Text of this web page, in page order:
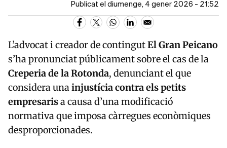
Publicat el diumenge, 4 gener 2026 - 21:52
L’advocat i creador de contingutEl Gran Peicano
s’ha pronunciat públicament sobre el cas de la
Creperia de la Rotonda, denunciant el que
considera unainjustícia contra els petits
empresarisa causa d’una modificació
normativa que imposa càrregues econòmiques
desproporcionades.